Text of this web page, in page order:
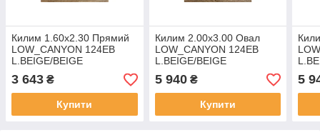
Килим 1.60х2.30 Прямий
LOW_CANYON 124EB
L.BEIGE/BEIGE
3 643 ₴
Купити
Килим 2.00х3.00 Овал
LOW_CANYON 124EB
L.BEIGE/BEIGE
5 940₴
Купити
5